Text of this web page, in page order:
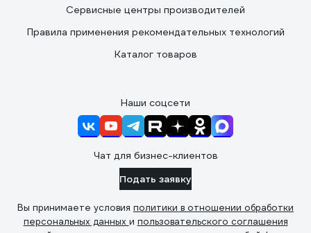
Сервисные центры производителей
Правила применения рекомендательных технологий
Каталог товаров
Наши соцсети
Чат для бизнес-клиентов
Подать заявку
Вы принимаете условия политики в отношении обработки
персональных данных и пользовательского соглашения